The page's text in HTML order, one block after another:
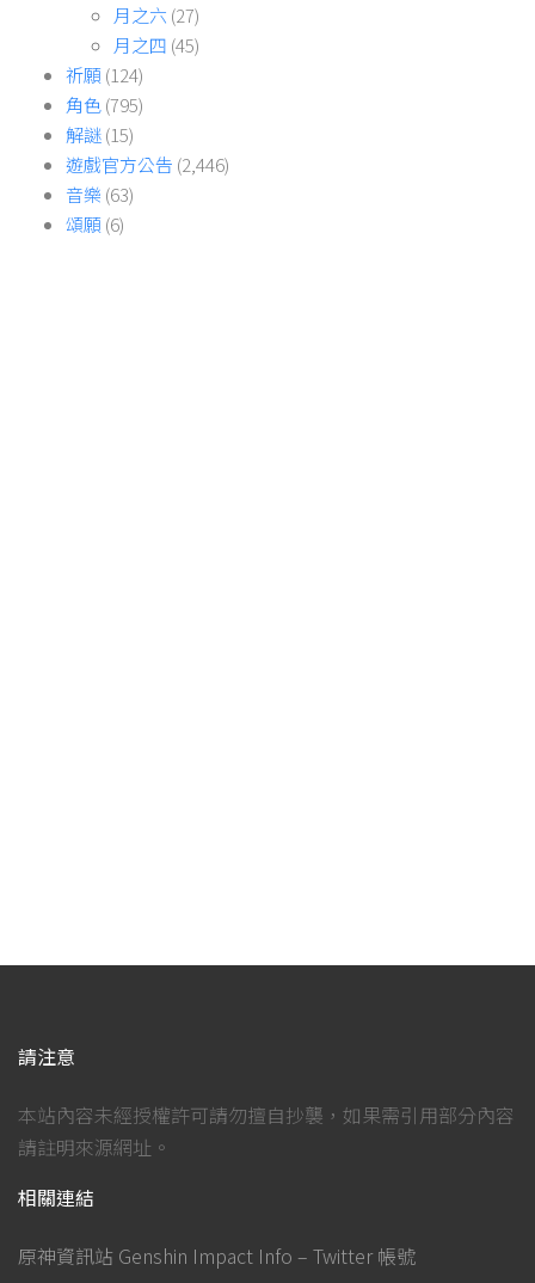
月之六 (27)
月之四 (45)
祈願(124)
角色(795)
解謎(15)
遊戲官方公告 (2,446)
音樂 (63)
頌願(6)
請注意
本站內容未經授權許可請勿擅自抄襲，如果需引用部分內容
請註明來源網址。
相關連結
原神資訊站 Genshin Impact Info – Twitter 帳號